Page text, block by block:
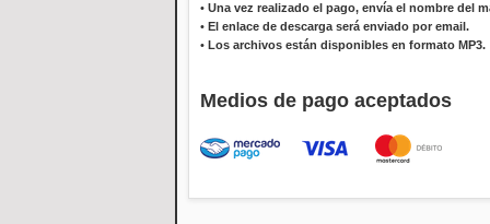
• Una vez realizado el pago, envía el nombre del
• El enlace de descarga será enviado por email.
• Los archivos están disponibles en formato MP3.
Medios de pago aceptados